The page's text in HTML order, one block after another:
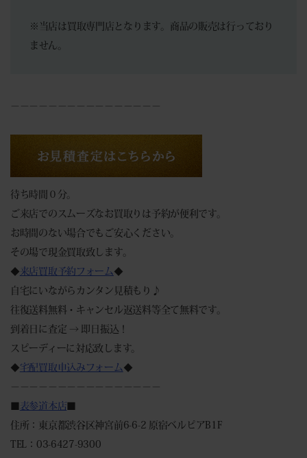
※当店は買取専門店となります。商品の販売は行っており
ません。
－－－－－－－－－－－－－－－－
待ち時間０分。
ご来店でのスムーズなお買取りは予約が便利です。
お時間のない場合でもご安心ください。
その場で現金買取致します。
◆ 来店買取予約フォーム ◆
自宅にいながらカンタン見積もり♪
往復送料無料・キャンセル返送料等全て無料です。
到着日に査定 → 即日振込！
スピーディーに対応致します。
◆宅配買取申込みフォーム ◆
－－－－－－－－－－－－－－－－
■ 表参道本店■
住所：東京都渋谷区神宮前6-6-2 原宿ベルピアB1F
TEL：03-6427-9300